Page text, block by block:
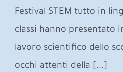
Festival STEM tutto in
classi hanno presentato
lavoro scientifico dello
occhi attenti della [...]